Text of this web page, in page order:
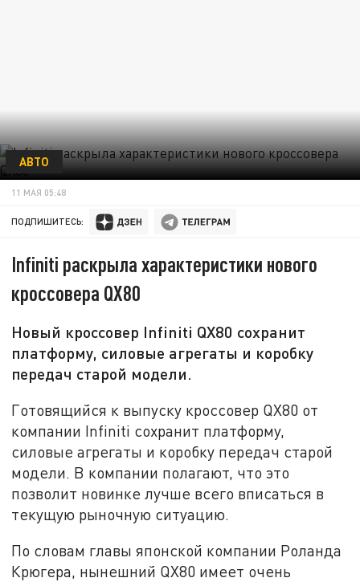
АВТО
11 МАЯ 05:48
ПОДПИШИТЕСЬ:
Infiniti раскрыла характеристики нового
кроссовера QX80
Новый кроссовер Infiniti QX80 сохранит
платформу, силовые агрегаты и коробку
передач старой модели.
Готовящийся к выпуску кроссовер QX80 от
компании Infiniti сохранит платформу,
силовые агрегаты и коробку передач старой
модели. В компании полагают, что это
позволит новинке лучше всего вписаться в
текущую рыночную ситуацию.
По словам главы японской компании Роланда
Крюгера, нынешний QX80 имеет очень